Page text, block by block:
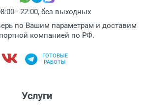
- 22:00, без выходных
по Вашим параметрам и доставим
компанией по РФ.
ГОТОВЫЕ
РАБОТЫ
Услуги